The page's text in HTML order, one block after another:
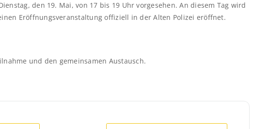
den 19. Mai, von 17 bis 19 Uhr vorgesehen. An diesem Tag wird
Eröffnungsveranstaltung offiziell in der Alten Polizei eröffnet.
und den gemeinsamen Austausch.